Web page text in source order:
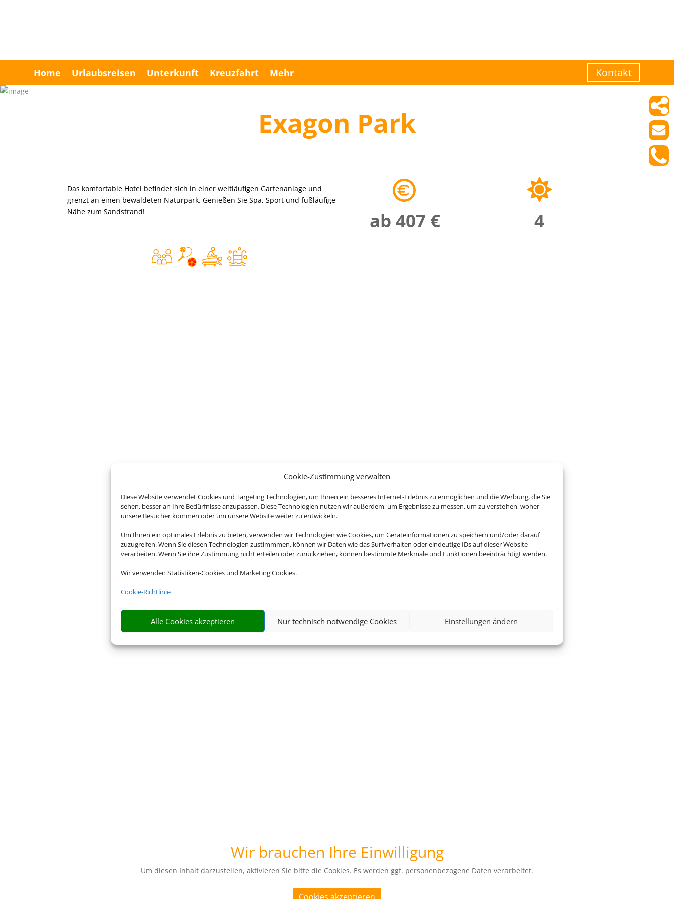
Cookie-Zustimmung verwalten
Diese Website verwendet Cookies und Targeting Technologien, um Ihnen ein besseres Internet-Erlebnis zu ermöglichen und die Werbung, die Sie
sehen, besser an Ihre Bedürfnisse anzupassen. Diese Technologien nutzen wir außerdem, um Ergebnisse zu messen, um zu verstehen, woher
unsere Besucher kommen oder um unsere Website weiter zu entwickeln.
Um Ihnen ein optimales Erlebnis zu bieten, verwenden wir Technologien wie Cookies, um Geräteinformationen zu speichern und/oder darauf
zuzugreifen. Wenn Sie diesen Technologien zustimmmen, können wir Daten wie das Surfverhalten oder eindeutige IDs auf dieser Website
verarbeiten. Wenn Sie ihre Zustimmung nicht erteilen oder zurückziehen, können bestimmte Merkmale und Funktionen beeinträchtigt werden.
Wir verwenden Statistiken-Cookies und Marketing Cookies.
Cookie-Richtlinie
Alle Cookies akzeptieren Nur technisch notwendige Cookies Einstellungen ändern
Home Urlaubsreisen Unterkunft Kreuzfahrt Mehr Kontakt
Exagon Park
Das komfortable Hotel befindet sich in einer weitläufigen Gartenanlage und
grenzt an einen bewaldeten Naturpark. Genießen Sie Spa, Sport und fußläufige
Nähe zum Sandstrand!
ab 407 € 4
Wir brauchen Ihre Einwilligung
Um diesen Inhalt darzustellen, aktivieren Sie bitte die Cookies. Es werden ggf. personenbezogene Daten verarbeitet.